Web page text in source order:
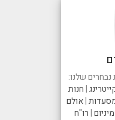
שלנו:
|חנות
|אולם
|רו"ח